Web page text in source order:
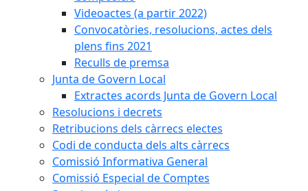
Videoactes (a partir 2022)
Convocatòries, resolucions, actes dels
plens fins 2021
Reculls de premsa
Junta de Govern Local
Extractes acords Junta de Govern Local
Resolucions i decrets
Retribucions dels càrrecs electes
Codi de conducta dels alts càrrecs
Comissió Informativa General
Comissió Especial de Comptes